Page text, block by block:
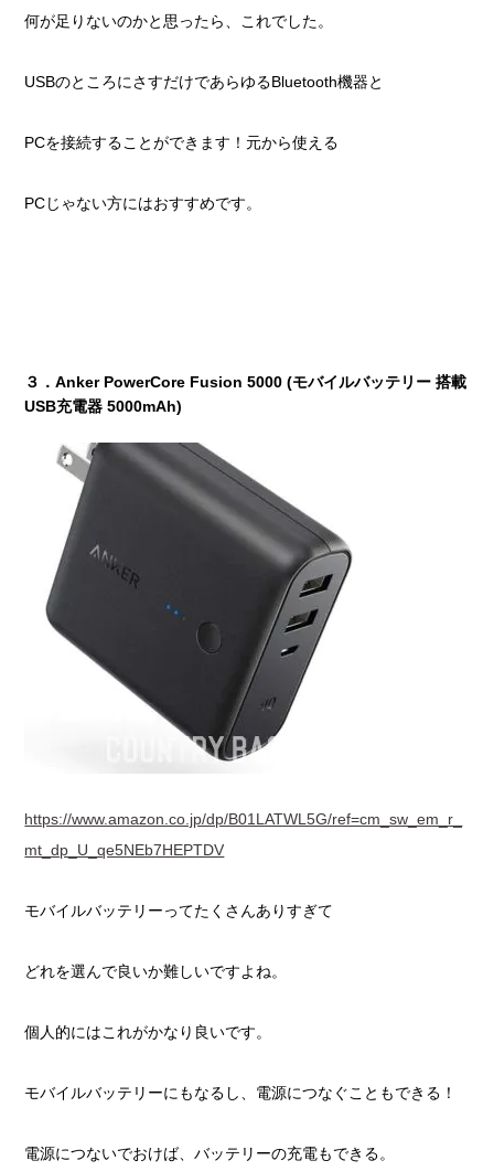
何が足りないのかと思ったら、これでした。
USBのところにさすだけであらゆるBluetooth機器と
PCを接続することができます！元から使える
PCじゃない方にはおすすめです。
３．Anker PowerCore Fusion 5000 (モバイルバッテリー 搭載
USB充電器 5000mAh)
https://www.amazon.co.jp/dp/B01LATWL5G/ref=cm_sw_em_r_
mt_dp_U_qe5NEb7HEPTDV
モバイルバッテリーってたくさんありすぎて
どれを選んで良いか難しいですよね。
個人的にはこれがかなり良いです。
モバイルバッテリーにもなるし、電源につなぐこともできる！
電源につないでおけば、バッテリーの充電もできる。